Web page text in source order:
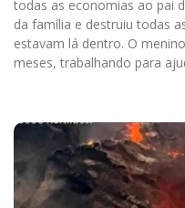
todas as economias ao pai
da família e destruiu todas
estavam lá dentro. O
meses, trabalhando para